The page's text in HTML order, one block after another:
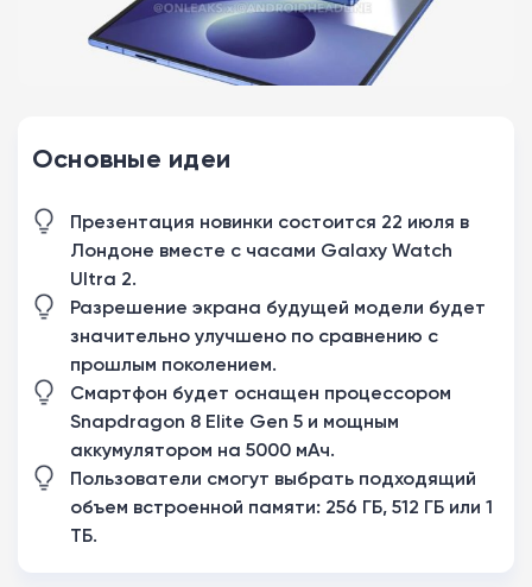
Основные идеи
Презентация новинки состоится 22 июля в
Лондоне вместе с часами Galaxy Watch
Ultra 2.
Разрешение экрана будущей модели будет
значительно улучшено по сравнению с
прошлым поколением.
Смартфон будет оснащен процессором
Snapdragon 8 Elite Gen 5 и мощным
аккумулятором на 5000 мАч.
Пользователи смогут выбрать подходящий
объем встроенной памяти: 256 ГБ, 512 ГБ или 1
ТБ.